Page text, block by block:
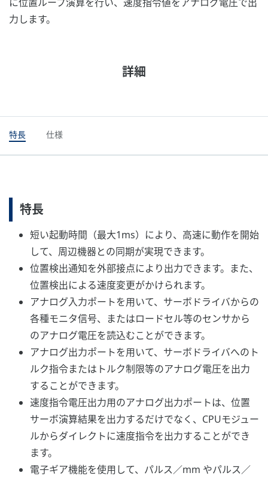
力します。
詳細
特長 仕様
特長
短い起動時間（最大1ms）により、高速に動作を開始
して、周辺機器との同期が実現できます。
位置検出通知を外部接点により出力できます。また、
位置検出による速度変更がかけられます。
アナログ入力ポートを用いて、サーボドライバからの
各種モニタ信号、またはロードセル等のセンサから
のアナログ電圧を読込むことができます。
アナログ出力ポートを用いて、サーボドライバへのト
ルク指令またはトルク制限等のアナログ電圧を出力
することができます。
速度指令電圧出力用のアナログ出力ポートは、位置
サーボ演算結果を出力するだけでなく、CPUモジュー
ルからダイレクトに速度指令を出力することができ
ます。
電子ギア機能を使用して、パルス／mm やパルス／